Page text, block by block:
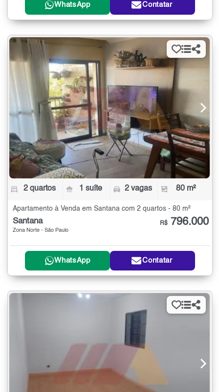
WhatsApp Contatar
2 quartos 1 suíte 2 vagas 80 m²
Apartamento à Venda em Santana com 2 quartos - 80 m²
Santana
Zona Norte - São Paulo
R$ 796.000
WhatsApp Contatar